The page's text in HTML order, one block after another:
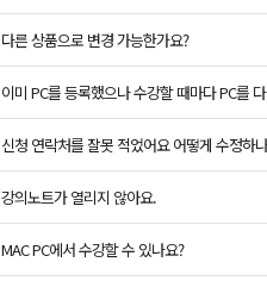
다른 상품으로 변경 가능한가요?
이미 PC를 등록했으나 수강할 때마다 PC를
신청 연락처를 잘못 적었어요 어떻게 수정하
강의노트가 열리지 않아요.
MAC PC에서 수강할 수 있나요?